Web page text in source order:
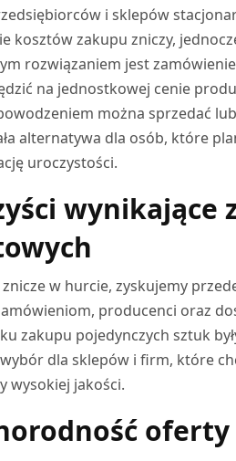
i sklepów
kosztów zakupu zniczy,
rozwiązaniem jest
na jednostkowej cenie
można sprzedać
alternatywa dla osób, które
uroczystości.
wynikające
znicze w hurcie, zyskujemy
producenci oraz
zakupu pojedynczych sztuk
dla sklepów i firm, które
wysokiej jakości.